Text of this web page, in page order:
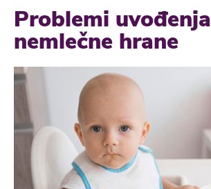
Problemi uvođenja
nemlečne hrane